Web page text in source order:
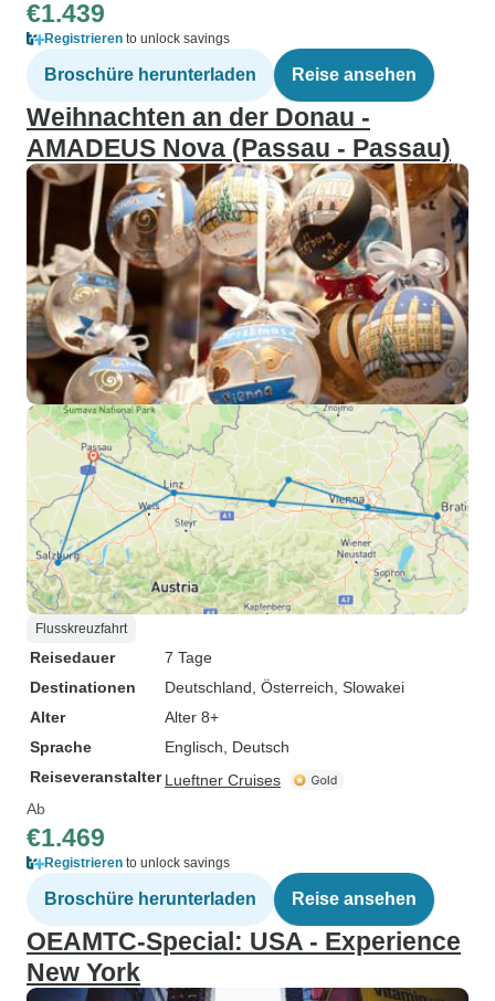
€1.439
Registrieren to unlock savings
Broschüre herunterladen Reise ansehen
Weihnachten an der Donau -
AMADEUS Nova (Passau - Passau)
Flusskreuzfahrt
Reisedauer
7 Tage
Destinationen
Deutschland , Österreich , Slowakei
Alter
Alter 8+
Sprache
Englisch, Deutsch
Reiseveranstalter Lueftner Cruises
Ab
€1.469
Registrieren to unlock savings
Broschüre herunterladen Reise ansehen
OEAMTC-Special: USA - Experience
New York